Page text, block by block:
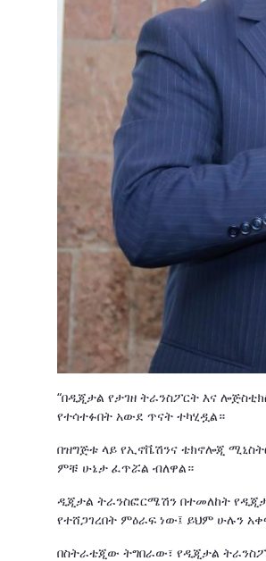
“በዲጂታል የታገዘ ትራንስፖርት እና
የተሳተፉበት አውደ ጥናት ተካሂዷል።
በዝግጅቱ ላይ የኢኖቬሽንና ቴክኖሎጂ
ምቹ ሁኔታ ፈጥሯል ብለዋል።
ዲጂታል ትራንስፎርሜሽን በተመለከት
የተሸጋገረበት ምዕራፍ ነው፤ ይህም ሁሉን
በስትራቴጂው ትግበራው፣ የዲጂታል